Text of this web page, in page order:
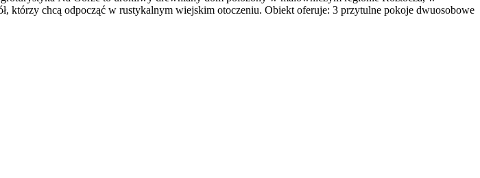
którzy chcą odpocząć w rustykalnym wiejskim otoczeniu. Obiekt oferuje: 3 przytulne pokoje dwuosobowe